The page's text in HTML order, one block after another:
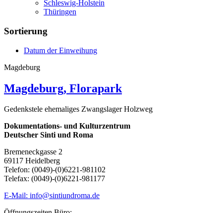
Schleswig-Holstein
Thüringen
Sortierung
Datum der Einweihung
Magdeburg
Magdeburg, Florapark
Gedenkstele ehemaliges Zwangslager Holzweg
Dokumentations- und Kulturzentrum
Deutscher Sinti und Roma
Bremeneckgasse 2
69117 Heidelberg
Telefon: (0049)-(0)6221-981102
Telefax: (0049)-(0)6221-981177
E-Mail: info@sintiundroma.de